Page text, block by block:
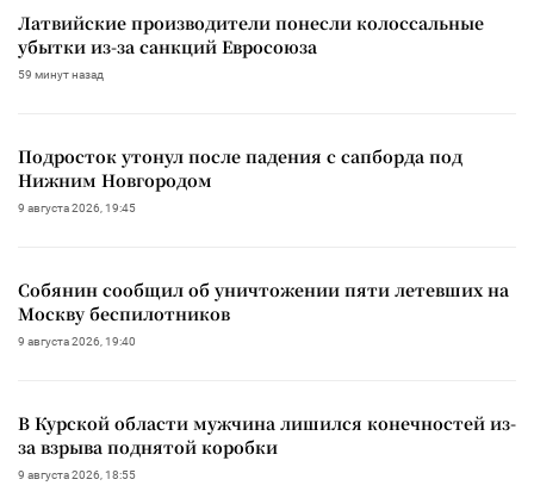
Латвийские производители понесли колоссальные
убытки из-за санкций Евросоюза
59 минут назад
Подросток утонул после падения с сапборда под
Нижним Новгородом
9 августа 2026, 19:45
Собянин сообщил об уничтожении пяти летевших на
Москву беспилотников
9 августа 2026, 19:40
В Курской области мужчина лишился конечностей из-
за взрыва поднятой коробки
9 августа 2026, 18:55